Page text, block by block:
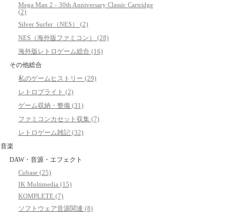
Mega Man 2 - 30th Anniversary Classic Cartridge
(2)
Silver Surfer（NES） (2)
NES（海外版ファミコン） (28)
海外版レトロゲーム総合 (16)
その他総合
私のゲームヒストリー (29)
レトロブライト (2)
ゲーム収納・整備 (31)
ファミコンカセット収集 (7)
レトロゲーム雑記 (32)
音楽
DAW・音源・エフェクト
Cubase (25)
IK Multimedia (15)
KOMPLETE (7)
ソフトウェア音源関連 (8)